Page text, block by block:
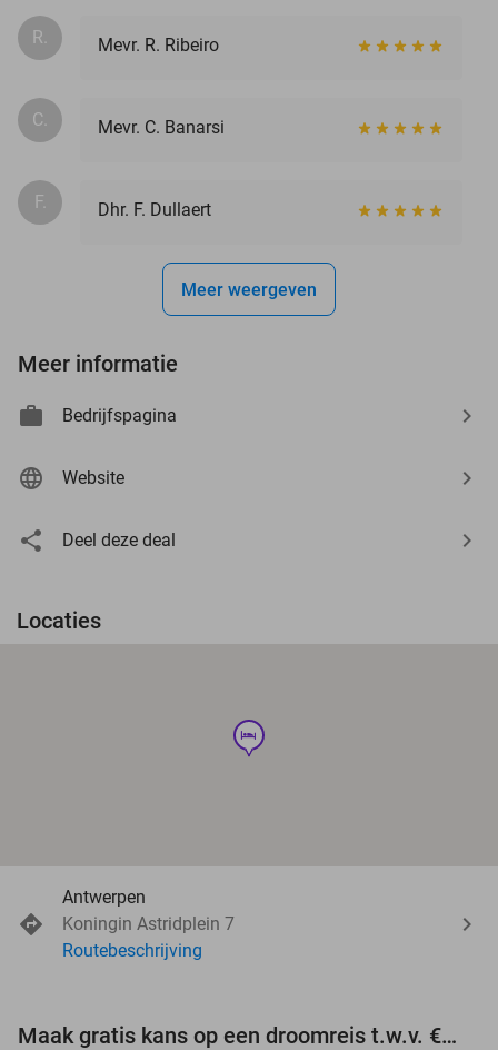
R. Mevr. R. Ribeiro
C. Mevr. C. Banarsi
F. Dhr. F. Dullaert
Meer weergeven
Meer informatie
Bedrijfspagina
Website
Deel deze deal
Locaties
hotel
Antwerpen
Koningin Astridplein 7
Routebeschrijving
Maak gratis kans op een droomreis t.w.v. €3.000!